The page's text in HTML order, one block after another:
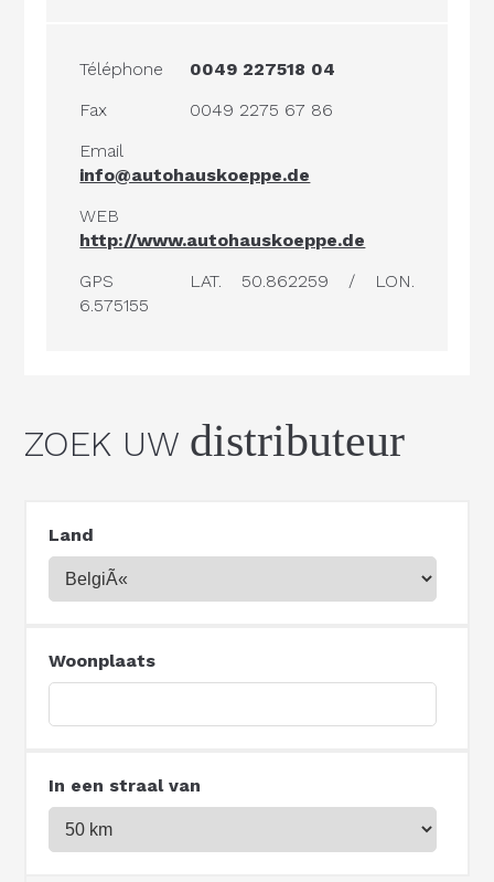
Téléphone
0049 227518 04
Fax
0049 2275 67 86
Email
info@autohauskoeppe.de
WEB
http://www.autohauskoeppe.de
GPS
LAT. 50.862259 / LON.
6.575155
ZOEK UW distributeur
Land
Woonplaats
In een straal van